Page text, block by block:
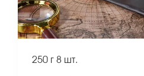
250 г 8 шт.